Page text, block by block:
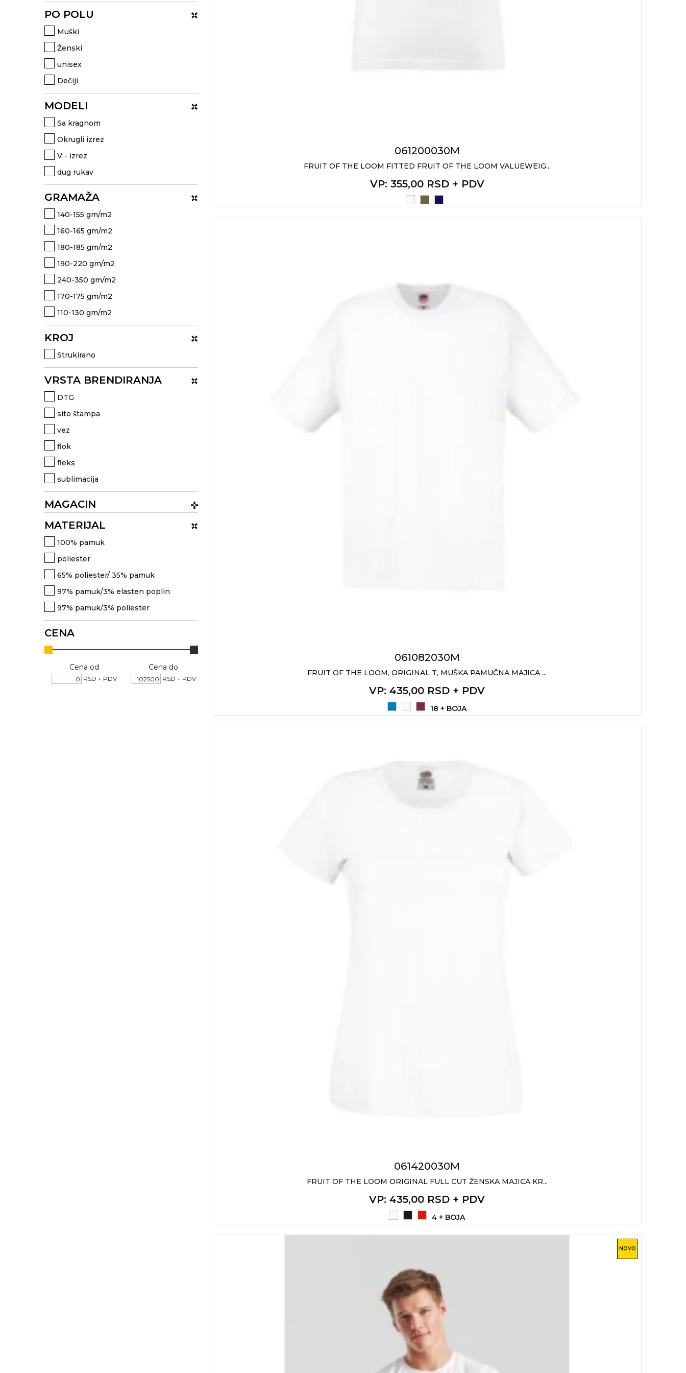
KOŠULJE
UNIFORME
STRETCH TOPS
SUBLIMACIJA
CRICKET UPALJAČI
JAKNE I PRSLUCI
HYGIENIC KOLEKCIJA
OKOVRATNE ID TRAKICE
PRIBOR ZA PISANJE
NARUKVICE ZA ŽURKE I
DOGAĐAJE
ID PLOČICA
TERMOSI
TEHNOLOGIJA
KANCELARIJA
KUĆNI SETOVI
OLOVKE
PRIVESCI & ALATI
TORBE & PUTOVANJE
TEKSTIL
RADNA OPREMA
PO POLU
Muški
Ženski
unisex
Dečiji
MODELI
Sa kragnom
Okrugli izrez
V - izrez
dug rukav
GRAMAŽA
140-155 gm/m2
160-165 gm/m2
180-185 gm/m2
190-220 gm/m2
240-350 gm/m2
170-175 gm/m2
110-130 gm/m2
KROJ
Strukirano
VRSTA BRENDIRANJA
DTG
sito štampa
vez
flok
fleks
sublimacija
MAGACIN
MATERIJAL
100% pamuk
poliester
65% poliester/ 35% pamuk
97% pamuk/3% elasten poplin
97% pamuk/3% poliester
CENA
Cena od
RSD + PDV
Cena do
RSD + PDV
061200030M
FRUIT OF THE LOOM FITTED FRUIT OF THE LOOM VALUEWEIG...
VP: 355,00 RSD + PDV
061082030M
FRUIT OF THE LOOM, ORIGINAL T, MUŠKA PAMUČNA MAJICA ...
VP: 435,00 RSD + PDV
18 + BOJA
061420030M
FRUIT OF THE LOOM ORIGINAL FULL CUT ŽENSKA MAJICA KR...
VP: 435,00 RSD + PDV
4 + BOJA
NOVO